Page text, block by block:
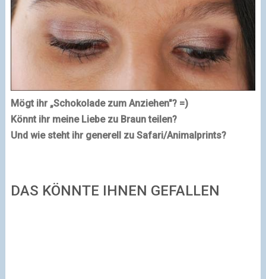
Mögt ihr „Schokolade zum Anziehen"? =)
Könnt ihr meine Liebe zu Braun teilen?
Und wie steht ihr generell zu Safari/Animalprints?
DAS KÖNNTE IHNEN GEFALLEN